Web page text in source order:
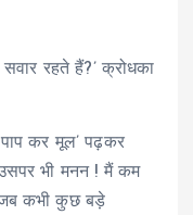
सवार रहते हैं?’ क्रोधका
पाप कर मूल’ पढ़कर
भी मनन ! मैं कम
जब कभी कुछ बड़े